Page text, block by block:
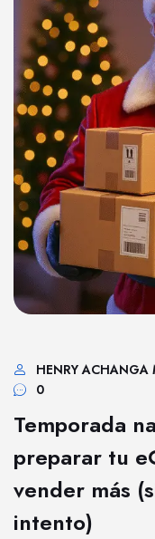
HENRY ACHANGA
0
Temporada
preparar tu
vender más
intento)